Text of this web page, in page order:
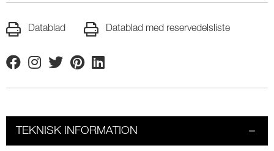
Datablad Datablad med reservedelsliste
FacebookInstagram
TwitterPinterestLinkedin
TEKNISK INFORMATION